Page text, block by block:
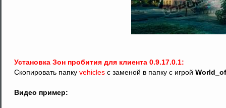
Установка Зон пробития для клиента 0.9.17.0.1:
Скопировать папку vehicles с заменой в папку с игрой
Видео пример: